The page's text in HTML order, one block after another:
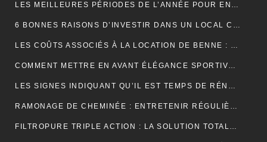
LES MEILLEURES PÉRIODES DE L’ANNÉE POUR ENTRETENIR VOS GOUTTIÈRES
6 BONNES RAISONS D’INVESTIR DANS UN LOCAL COMMERCIAL
LES COÛTS ASSOCIÉS À LA LOCATION DE BENNE : CE QUE VOUS DEVEZ SAVOIR
COMMENT METTRE EN AVANT ÉLÉGANCE SPORTIVE AVEC LE POLO RUGBY ALL BLACK ?
LES SIGNES INDIQUANT QU’IL EST TEMPS DE RÉNOVER VOTRE TOITURE
RAMONAGE DE CHEMINÉE : ENTRETENIR RÉGULIÈREMENT VOS CONDUITS DE FUMÉE
FILTROPURE TRIPLE ACTION : LA SOLUTION TOTALE POUR L’EAU